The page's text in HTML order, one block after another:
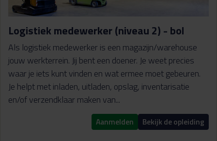
Logistiek medewerker (niveau 2) - bol
Als logistiek medewerker is een magazijn/warehouse
jouw werkterrein. Jij bent een doener. Je weet precies
waar je iets kunt vinden en wat ermee moet gebeuren.
Je helpt met inladen, uitladen, opslag, inventarisatie
en/of verzendklaar maken van...
Aanmelden Bekijk de opleiding